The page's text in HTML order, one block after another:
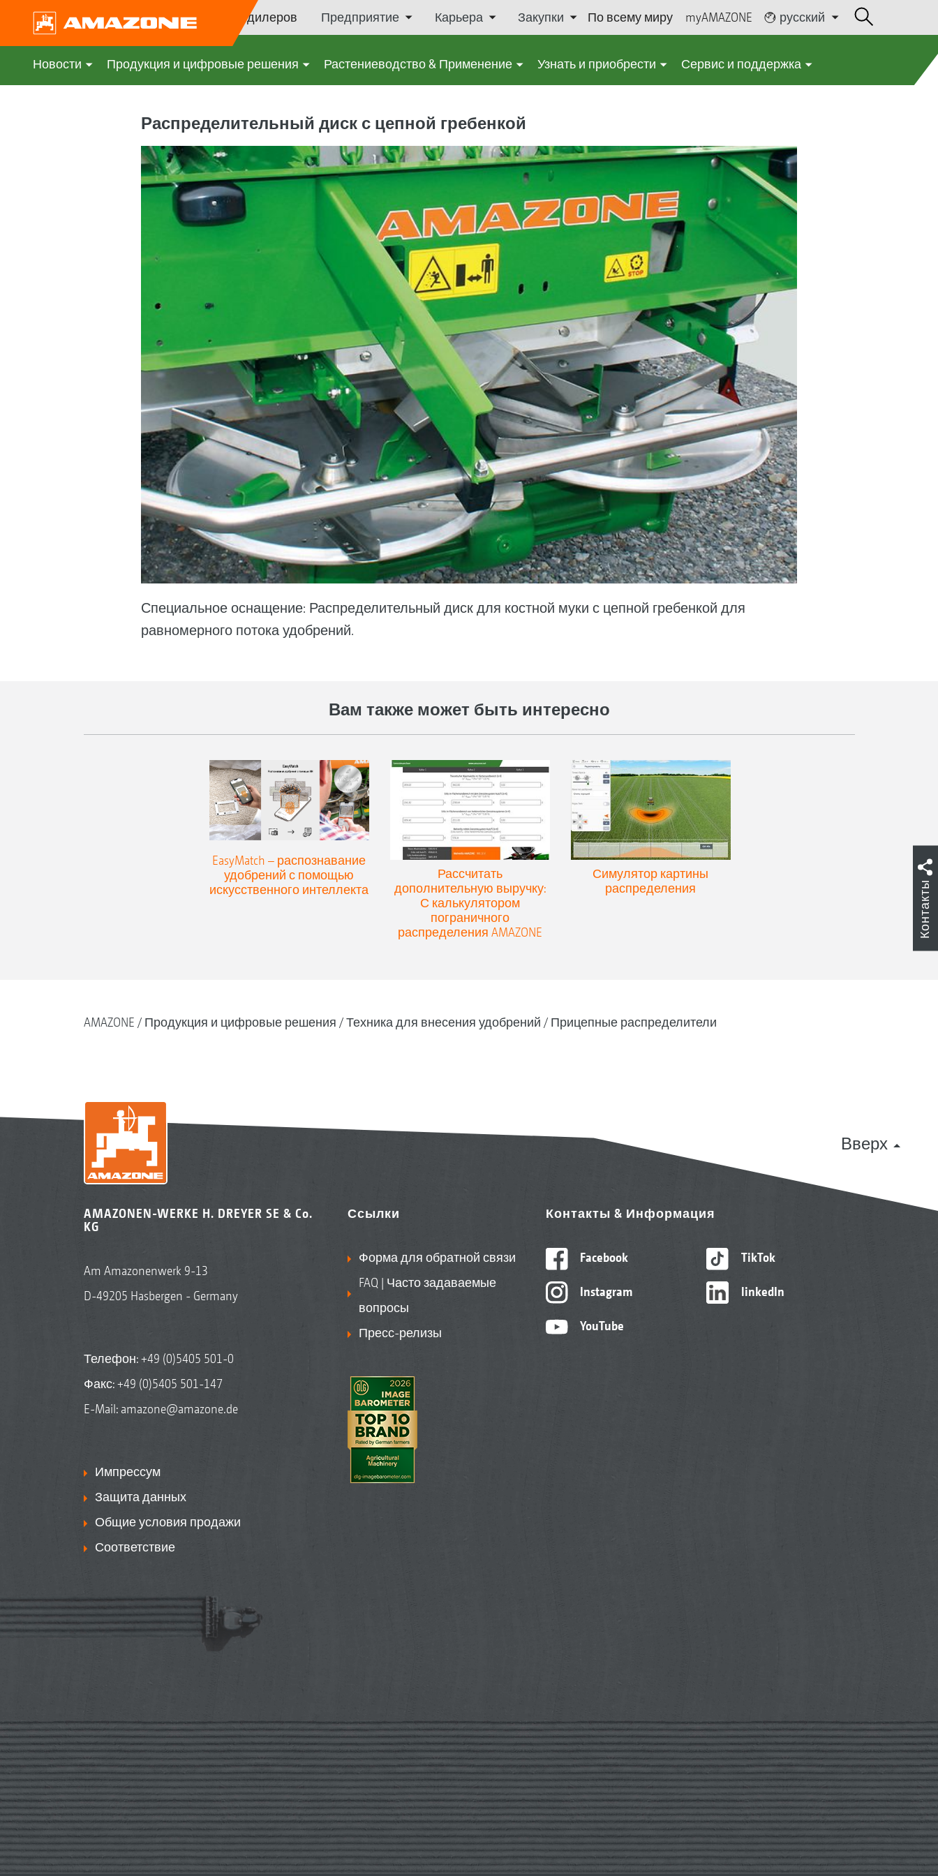
Поиск дилеров Предприятие Карьера Закупки По всему миру myAMAZONE русский
Новости Продукция и цифровые решения Растениеводство & Применение Узнать и приобрести Сервис и поддержка
Распределительный диск с цепной гребенкой
Специальное оснащение: Распределительный диск для костной муки с цепной гребенкой для
равномерного потока удобрений.
Вам также может быть интересно
EasyMatch – распознавание
удобрений с помощью
искусственного интеллекта
Рассчитать
дополнительную выручку:
С калькулятором
пограничного
распределения AMAZONE
Симулятор картины
распределения
AMAZONE Продукция и цифровые решения Техника для внесения удобрений Прицепные распределители
Вверх
AMAZONEN-WERKE H. DREYER SE & Co.
KG
Am Amazonenwerk 9-13
D-49205 Hasbergen - Germany
Телефон:+49 (0)5405 501-0
Факс: +49 (0)5405 501-147
E-Mail: amazone@amazone.de
Импрессум
Защита данных
Общие условия продажи
Соответствие
Ссылки
Форма для обратной связи
FAQ | Часто задаваемые
вопросы
Пресс-релизы
Контакты & Информация
Facebook
Instagram
YouTube
TikTok
linkedIn
Контакты